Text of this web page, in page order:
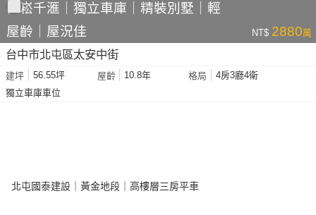
佑崧千滙｜獨立車庫｜精裝別墅｜輕
屋齡｜屋況佳
NT$ 2880萬
台中市北屯區太安中街
建坪 56.55坪 屋齡 10.8年 格局
4房3廳4衛
獨立車庫車位